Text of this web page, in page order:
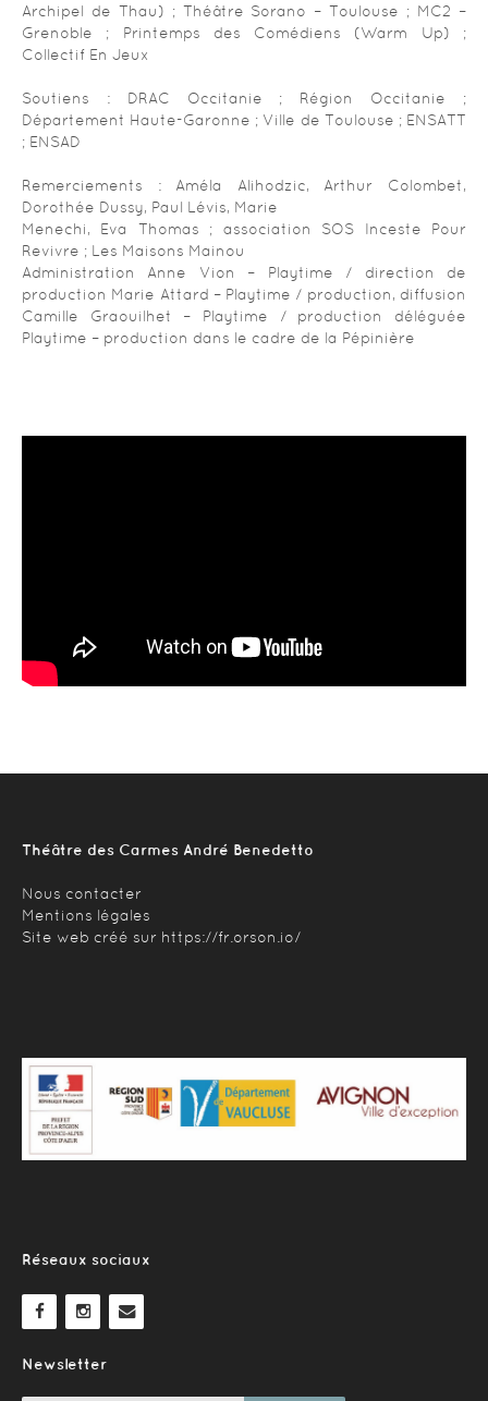
Archipel de Thau) ; Théâtre Sorano – Toulouse ; MC2 –
Grenoble ; Printemps des Comédiens (Warm Up) ;
Collectif En Jeux
Soutiens : DRAC Occitanie ; Région Occitanie ;
Département Haute-Garonne ; Ville de Toulouse ; ENSATT
; ENSAD
Remerciements : Améla Alihodzic, Arthur Colombet,
Dorothée Dussy, Paul Lévis, Marie
Menechi, Eva Thomas ; association SOS Inceste Pour
Revivre ; Les Maisons Mainou
Administration Anne Vion – Playtime / direction de
production Marie Attard – Playtime / production, diffusion
Camille Graouilhet – Playtime / production déléguée
Playtime – production dans le cadre de la Pépinière
Théâtre des Carmes André Benedetto
Nous contacter
Mentions légales
Site web créé sur https://fr.orson.io/
Réseaux sociaux
Newsletter